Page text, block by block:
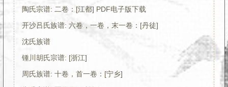
陶氏宗谱: 二卷：[江都] PDF电子版下载
开沙吕氏族谱: 六卷，一卷，末一卷：[丹徒]
沈氏族谱
锺川胡氏宗谱: [浙江]
周氏族谱: 十卷，首一卷：[宁乡]